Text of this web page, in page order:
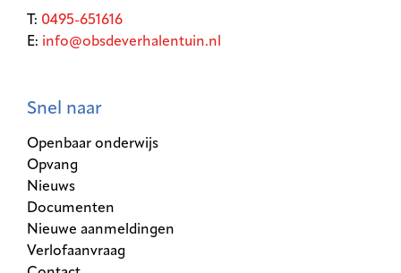
T: 0495-651616
E: info@obsdeverhalentuin.nl
Snel naar
Openbaar onderwijs
Opvang
Nieuws
Documenten
Nieuwe aanmeldingen
Verlofaanvraag